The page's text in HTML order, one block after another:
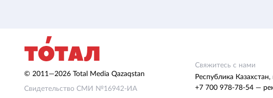
© 2011—2026 Total Media Qazaqstan
Свидетельство СМИ №16942-ИА
Свяжитесь с нами
Республика
+7 700 978-78-54 —